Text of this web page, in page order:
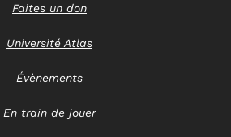
Faites un don
Université Atlas
Évènements
En train de jouer